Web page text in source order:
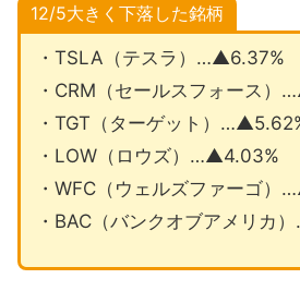
12/5大きく下落した銘柄
・TSLA（テスラ）…▲6.37%
・CRM（セールスフォース）
・TGT（ターゲット）
・LOW（ロウズ）…▲4.03%
・WFC（ウェルズファーゴ
・BAC（バンクオブアメリカ